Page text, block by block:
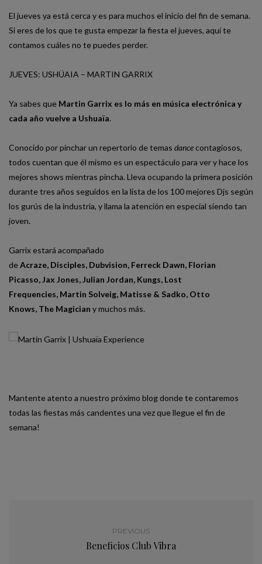
El jueves ya está cerca y es para muchos el inicio del fin de semana.
Si eres de los que te gusta empezar la fiesta el jueves, aquí te
contamos cuáles no te puedes perder.
JUEVES: USHÜAIA – MARTIN GARRIX
Ya sabes que Martin Garrix es lo más en música electrónica y
cada año vuelve a Ushuaïa.
Conocido por pinchar un repertorio de temas dancecontagiosos,
todos cuentan que él mismo es un espectáculo para ver y hace los
mejores shows mientras pincha. Lleva ocupando la primera posición
durante tres años seguidos en la lista de los 100 mejores Djs según
los gurús de la industria, y llama la atención en especial siendo tan
joven.
Garrix estará acompañado
deAcraze, Disciples, Dubvision, Ferreck Dawn, Florian
Picasso,Jax Jones,Julian Jordan, Kungs, Lost
Frequencies, Martin Solveig, Matisse & Sadko, Otto
Knows, The Magician y muchos más.
Mantente atento a nuestro próximo blog donde te contaremos
todas las fiestas más candentes una vez que llegue el fin de
semana!
PREVIOUS
Beneficios Club Vibra